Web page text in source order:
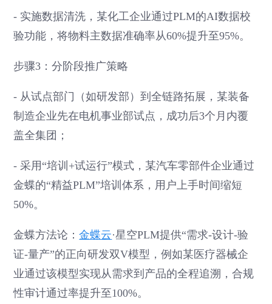
- 实施数据清洗，某化工企业通过PLM的AI数据校
验功能，将物料主数据准确率从60%提升至95%。
步骤3：分阶段推广策略
- 从试点部门（如研发部）到全链路拓展，某装备
制造企业先在电机事业部试点，成功后3个月内覆
盖全集团；
- 采用“培训+试运行”模式，某汽车零部件企业通过
金蝶的“精益PLM”培训体系，用户上手时间缩短
50%。
金蝶方法论：金蝶云·星空PLM提供“需求-设计-验
证-量产”的正向研发双V模型，例如某医疗器械企
业通过该模型实现从需求到产品的全程追溯，合规
性审计通过率提升至100%。